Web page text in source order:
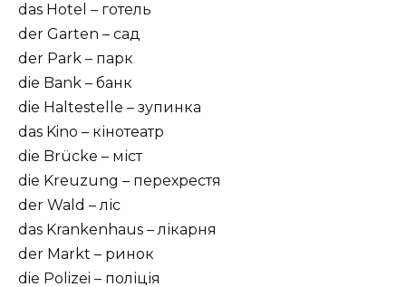
das Hotel – готель
der Garten – сад
der Park – парк
die Bank – банк
die Haltestelle – зупинка
das Kino – кінотеатр
die Brücke – міст
die Kreuzung – перехрестя
der Wald – ліс
das Krankenhaus – лікарня
der Markt – ринок
die Polizei – поліція